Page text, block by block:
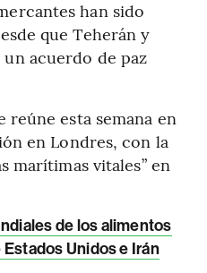
han sido
que Teherán y
acuerdo de paz
reúne esta semana en
en Londres, con la
marítimas vitales” en
de los alimentos
Unidos e Irán